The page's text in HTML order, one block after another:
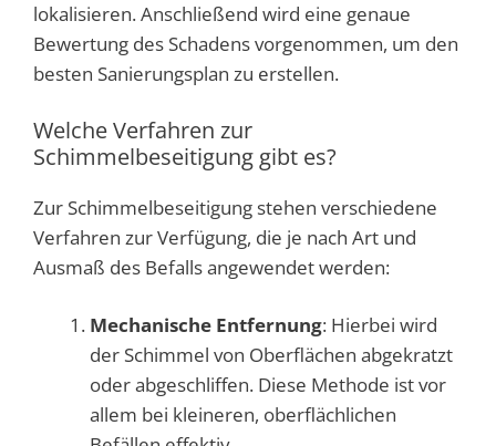
lokalisieren. Anschließend wird eine genaue
Bewertung des Schadens vorgenommen, um den
besten Sanierungsplan zu erstellen.
Welche Verfahren zur
Schimmelbeseitigung gibt es?
Zur Schimmelbeseitigung stehen verschiedene
Verfahren zur Verfügung, die je nach Art und
Ausmaß des Befalls angewendet werden:
Mechanische Entfernung: Hierbei wird
der Schimmel von Oberflächen abgekratzt
oder abgeschliffen. Diese Methode ist vor
allem bei kleineren, oberflächlichen